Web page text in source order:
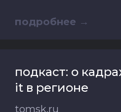
подробнее
подкаст: о
it в регионе
tomsk.ru